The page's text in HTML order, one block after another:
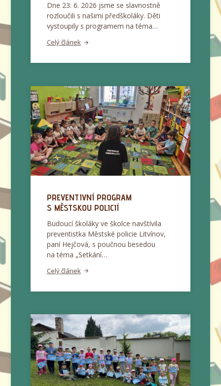
Dne 23. 6. 2026 jsme se slavnostně
rozloučili s našimi předškoláky. Děti
vystoupily s programem na téma…
Celý článek
PREVENTIVNÍ PROGRAM
S MĚSTSKOU POLICIÍ
Budoucí školáky ve školce navštívila
preventistka Městské policie Litvínov,
paní Hejčová, s poučnou besedou
na téma „Setkání…
Celý článek